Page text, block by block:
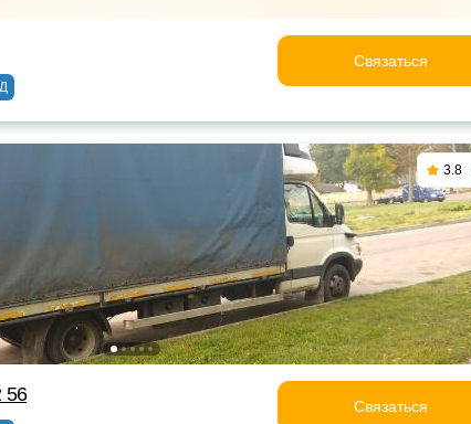
Связаться
3.8
56
Связаться